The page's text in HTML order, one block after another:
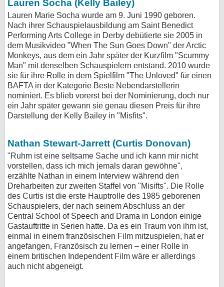
Lauren Socha (Kelly Bailey)
Lauren Marie Socha wurde am 9. Juni 1990 geboren.
Nach ihrer Schauspielausbildung am Saint Benedict
Performing Arts College in Derby debütierte sie 2005 in
dem Musikvideo "When The Sun Goes Down" der Arctic
Monkeys, aus dem ein Jahr später der Kurzfilm "Scummy
Man" mit denselben Schauspielern entstand. 2010 wurde
sie für ihre Rolle in dem Spielfilm "The Unloved" für einen
BAFTA in der Kategorie Beste Nebendarstellerin
nominiert. Es blieb vorerst bei der Nominierung, doch nur
ein Jahr später gewann sie genau diesen Preis für ihre
Darstellung der Kelly Bailey in "Misfits".
Nathan Stewart-Jarrett (Curtis Donovan)
"Ruhm ist eine seltsame Sache und ich kann mir nicht
vorstellen, dass ich mich jemals daran gewöhne",
erzählte Nathan in einem Interview während den
Dreharbeiten zur zweiten Staffel von "Misifts". Die Rolle
des Curtis ist die erste Hauptrolle des 1985 geborenen
Schauspielers, der nach seinem Abschluss an der
Central School of Speech and Drama in London einige
Gastauftritte in Serien hatte. Da es ein Traum von ihm ist,
einmal in einem französischen Film mitzuspielen, hat er
angefangen, Französisch zu lernen – einer Rolle in
einem britischen Independent Film wäre er allerdings
auch nicht abgeneigt.